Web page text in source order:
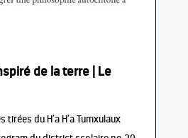
de la terre | Le
du H’a H’a Tumxulaux